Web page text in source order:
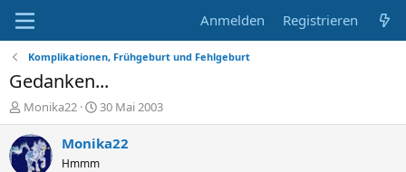
Anmelden Registrieren
Komplikationen, Frühgeburt und Fehlgeburt
Gedanken...
E
r
s
t
Monika22
E
r
s
30 Mai 2003
Monika22
Hmmm